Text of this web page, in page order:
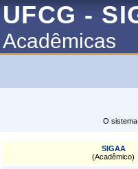
UFCG -
Acadêmicas
O
SIGAA
(Acadêmico)